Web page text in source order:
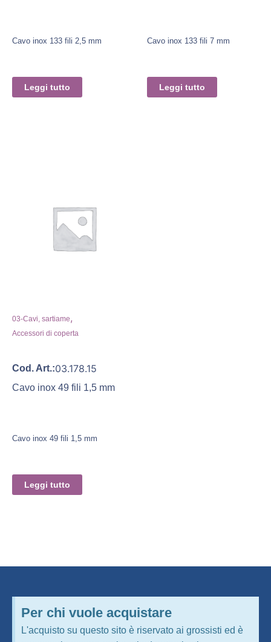
Cavo inox 133 fili 2,5 mm
Leggi tutto
Cavo inox 133 fili 7 mm
Leggi tutto
03-Cavi, sartiame,
Accessori di coperta
Cod. Art.:03.178.15
Cavo inox 49 fili 1,5 mm
Cavo inox 49 fili 1,5 mm
Leggi tutto
Per chi vuole acquistare
L'acquisto su questo sito è riservato ai grossisti ed è